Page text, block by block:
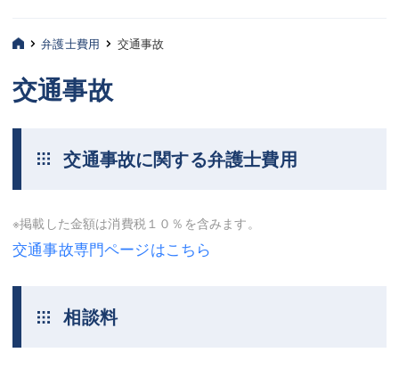
酒井 博之
三平 隆史
吉元 優仁
弁護士費用
酒井 博之
三平 隆史
吉元 優仁
弁護士費用
不動産
弁護士費用 交通事故
交通事故
交通事故に関する弁護士費用
※掲載した金額は消費税１０％を含みます。
交通事故専門ページはこちら
相談料